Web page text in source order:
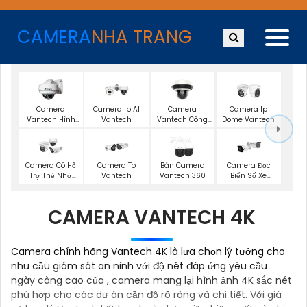
CAMERANHA TRANG
Camera
Vantech Hình
Camera Ip AI
Vantech
Camera
Vantech Công
Camera Ip
Dome Vantech
Camera Có Hổ
Trợ Thẻ Nhớ
Camera To
Vantech
Bán Camera
Vantech 360
Camera Đọc
Biển Số Xe
CAMERA VANTECH 4K
Camera chính hãng Vantech 4K là lựa chọn lý tưởng cho
nhu cầu giám sát an ninh với độ nét đáp ứng yêu cầu
ngày càng cao của , camera mang lại hình ảnh 4K sắc nét
phù hợp cho các dự án cần độ rõ ràng và chi tiết. Với giá